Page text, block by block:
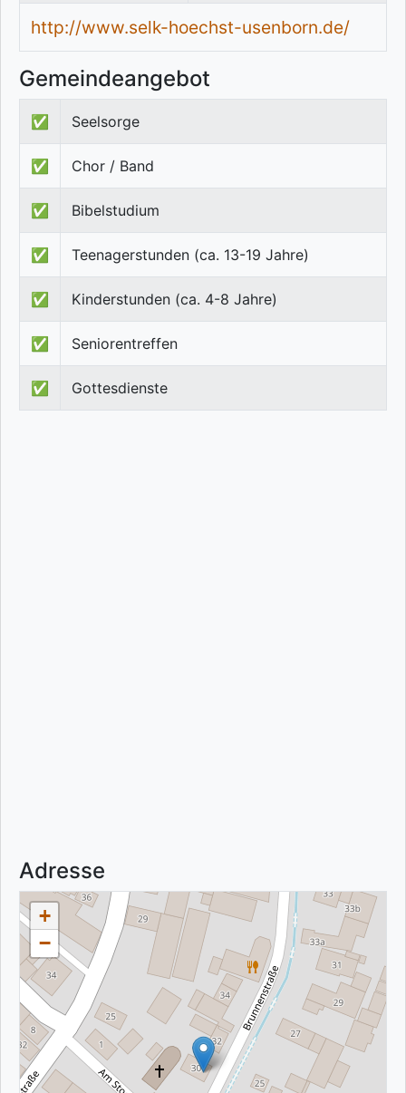
http://www.selk-hoechst-usenborn.de/
Gemeindeangebot
✅ Seelsorge
✅ Chor / Band
✅ Bibelstudium
✅ Teenagerstunden (ca. 13-19 Jahre)
✅ Kinderstunden (ca. 4-8 Jahre)
✅ Seniorentreffen
✅ Gottesdienste
Adresse
+
−